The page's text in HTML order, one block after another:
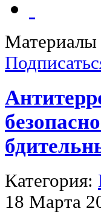
Материалы
Категория:
18 Марта